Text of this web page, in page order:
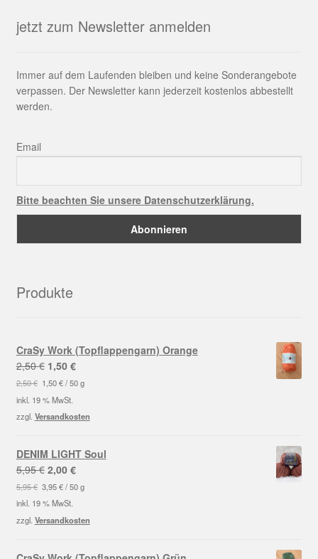
jetzt zum Newsletter anmelden
Immer auf dem Laufenden bleiben und keine Sonderangebote
verpassen. Der Newsletter kann jederzeit kostenlos abbestellt
werden.
Email
Bitte beachten Sie unsere Datenschutzerklärung.
Produkte
CraSy Work (Topflappengarn) Orange
2,50€ Ursprünglicher
Preis
war:
2,50 €
1,50 €Aktueller
Preis
1,50 €.
2,50€ 1,50€/50 g
inkl. 19 % MwSt.
zzgl. Versandkosten
DENIM LIGHT Soul
5,95€ Ursprünglicher
Preis
war:
5,95 €
2,00 €Aktueller
Preis
2,00 €.
5,95€ 3,95€/50 g
inkl. 19 % MwSt.
zzgl. Versandkosten